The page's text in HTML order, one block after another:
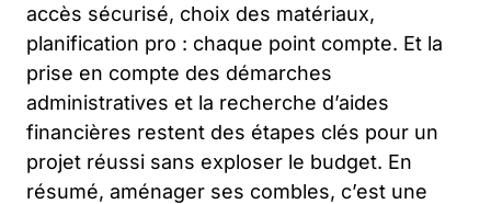
accès sécurisé, choix des matériaux,
planification pro : chaque point compte. Et la
prise en compte des démarches
administratives et la recherche d’aides
financières restent des étapes clés pour un
projet réussi sans exploser le budget. En
résumé, aménager ses combles, c’est une